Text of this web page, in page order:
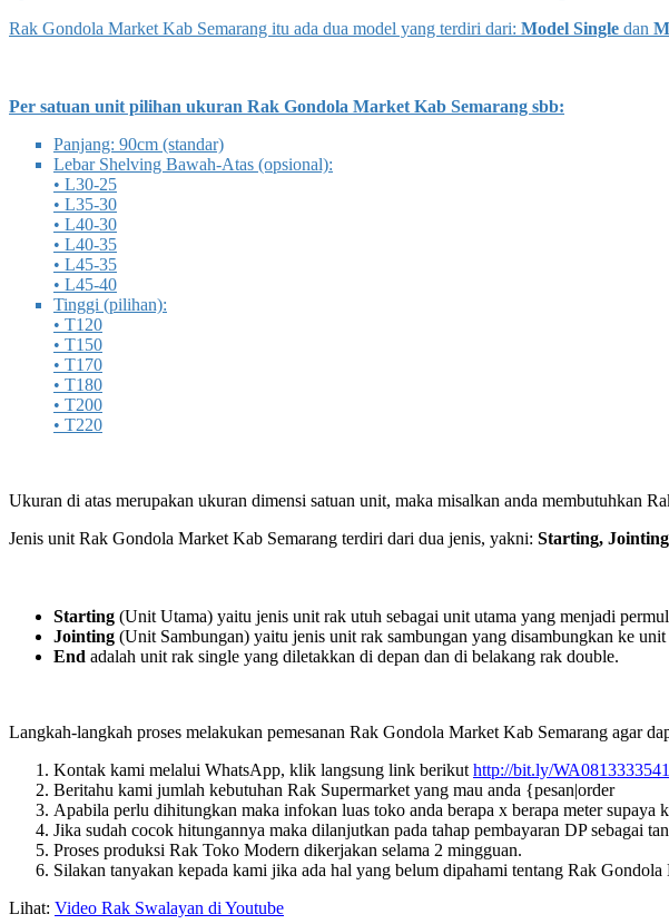
Rak Gondola Market Kab Semarang itu ada dua model yang terdiri dari: Model Single dan
Per satuan unit pilihan ukuran Rak Gondola Market Kab Semarang sbb:
Panjang: 90cm (standar)
Lebar Shelving Bawah-Atas (opsional):
• L30-25
• L35-30
• L40-30
• L40-35
• L45-35
• L45-40
Tinggi (pilihan):
• T120
• T150
• T170
• T180
• T200
• T220
Ukuran di atas merupakan ukuran dimensi satuan unit, maka misalkan anda membutuhkan
Jenis unit Rak Gondola Market Kab Semarang terdiri dari dua jenis, yakni: Starting,
Starting (Unit Utama) yaitu jenis unit rak utuh sebagai unit utama yang menjadi
Jointing (Unit Sambungan) yaitu jenis unit rak sambungan yang disambungkan ke unit
End adalah unit rak single yang diletakkan di depan dan di belakang rak double.
Langkah-langkah proses melakukan pemesanan Rak Gondola Market Kab Semarang agar
Kontak kami melalui WhatsApp, klik langsung link berikut http://bit.ly/
Beritahu kami jumlah kebutuhan Rak Supermarket yang mau anda {pesan|order
Apabila perlu dihitungkan maka infokan luas toko anda berapa x berapa meter
Jika sudah cocok hitungannya maka dilanjutkan pada tahap pembayaran DP sebagai
Proses produksi Rak Toko Modern dikerjakan selama 2 mingguan.
Silakan tanyakan kepada kami jika ada hal yang belum dipahami tentang Rak
Lihat: Video Rak Swalayan di Youtube